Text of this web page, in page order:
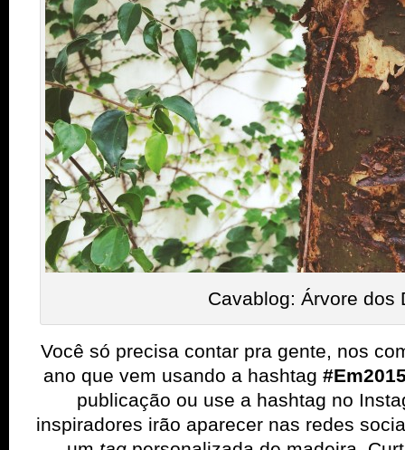
Cavablog: Árvore dos
Você só precisa contar pra gente, nos
ano que vem usando a hashtag
publicação ou use a hashtag no
inspiradores irão aparecer nas redes